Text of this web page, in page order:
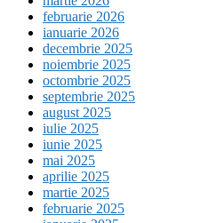
februarie 2026
ianuarie 2026
decembrie 2025
noiembrie 2025
octombrie 2025
septembrie 2025
august 2025
iulie 2025
iunie 2025
mai 2025
aprilie 2025
martie 2025
februarie 2025